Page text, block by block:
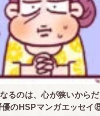
るのは、心が狭いから
優のHSPマンガエッセイ